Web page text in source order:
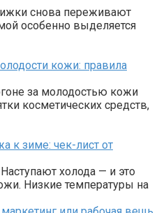
снова переживают
особенно выделяется
кожи: правила
за молодостью кожи
косметических средств,
к зиме: чек-лист от
холода — и это
Низкие температуры на